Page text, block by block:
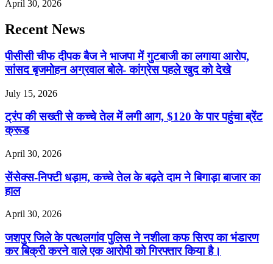
April 30, 2026
Recent News
पीसीसी चीफ दीपक बैज ने भाजपा में गुटबाजी का लगाया आरोप,
सांसद बृजमोहन अग्रवाल बोले- कांग्रेस पहले खुद को देखे
July 15, 2026
ट्रंप की सख्ती से कच्चे तेल में लगी आग, $120 के पार पहुंचा ब्रेंट
क्रूड
April 30, 2026
सेंसेक्स-निफ्टी धड़ाम, कच्चे तेल के बढ़ते दाम ने बिगाड़ा बाजार का
हाल
April 30, 2026
जशपुर जिले के पत्थलगांव पुलिस ने नशीला कफ सिरप का भंडारण
कर बिक्री करने वाले एक आरोपी को गिरफ्तार किया है।